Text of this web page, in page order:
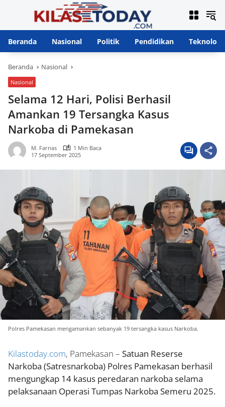
Beranda
Nasional Politik Pendidikan Teknologi
Beranda Nasional
Nasional
Selama 12 Hari, Polisi Berhasil
Amankan 19 Tersangka Kasus
Narkoba di Pamekasan
M. Farnas
1 Min Baca
17 September 2025
Polres Pamekasan mengamankan sebanyak 19 tersangka kasus Narkoba.
Kilastoday.com, Pamekasan – Satuan Reserse
Narkoba (Satresnarkoba) Polres Pamekasan berhasil
mengungkap 14 kasus peredaran narkoba selama
pelaksanaan Operasi Tumpas Narkoba Semeru 2025.